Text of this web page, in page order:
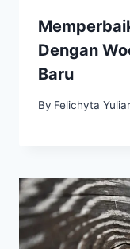
Dengan
Baru
By Felichyta